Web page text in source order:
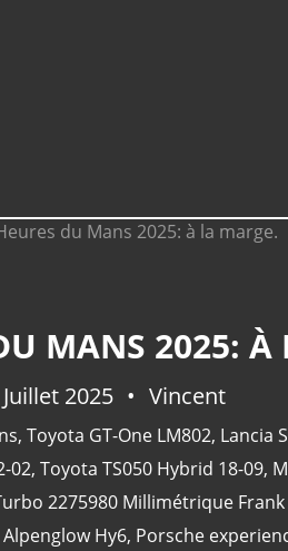
MANS 2025: À
2025 Vincent
, Toyota GT-One LM802, Lancia
02, Toyota TS050 Hybrid 18-09,
2275980 Millimétrique
Hy6, Porsche